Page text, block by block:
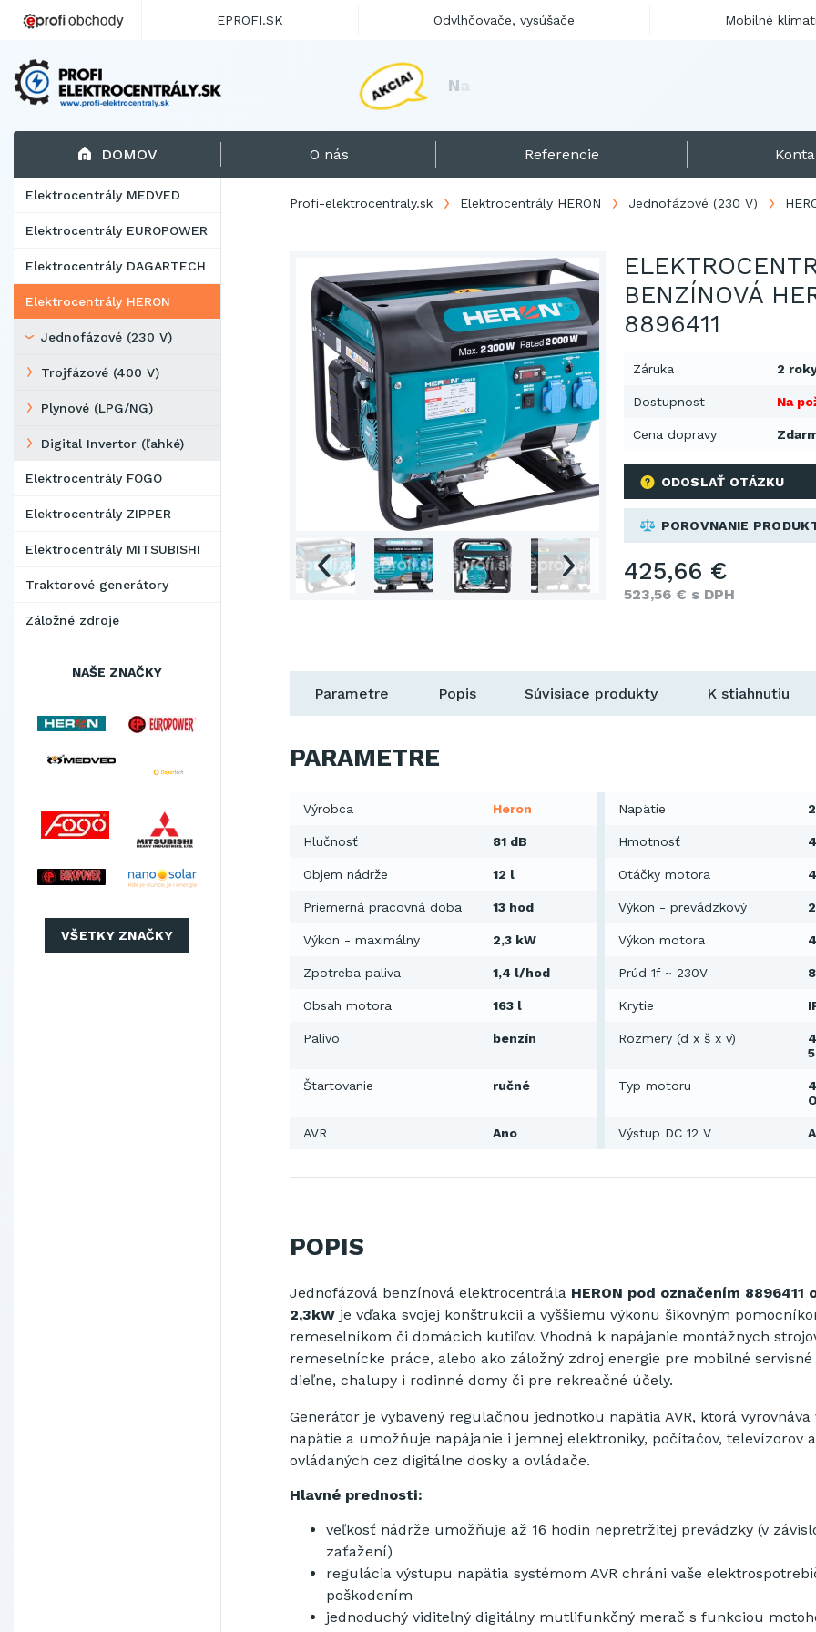
N
DOMOV O nás Referencie
Elektrocentrály MEDVED
Elektrocentrály EUROPOWER
Elektrocentrály DAGARTECH
Elektrocentrály HERON
Jednofázové (230 V)
Trojfázové (400 V)
Plynové (LPG/NG)
Digital Invertor (ľahké)
Elektrocentrály FOGO
Elektrocentrály ZIPPER
Elektrocentrály MITSUBISHI
Traktorové generátory
Záložné zdroje
NAŠE ZNAČKY
VŠETKY ZNAČKY
Profi-elektrocentraly.sk Elektrocentrály HERON Jednofázové (230 V)
BENZÍNOVÁ
8896411
Záruka 2
Dostupnost Na
Cena dopravy
ODOSLAŤ OTÁZKU
POROVNANIE
425,66 €
523,56 € s DPH
Parametre Popis Súvisiace produkty K stiahnutiu
PARAMETRE
Výrobca Heron Napätie
Hlučnosť 81 dB Hmotnosť
Objem nádrže 12 l Otáčky motora
Priemerná pracovná doba 13 hod Výkon - prevádzkový
Výkon - maximálny 2,3 kW Výkon motora
Zpotreba paliva 1,4 l/hod Prúd 1f ~ 230V
Obsah motora 163 l Krytie
Palivo benzín Rozmery (d x š x v)
Štartovanie ručné Typ motoru
AVR Ano Výstup DC 12 V
POPIS
Jednofázová benzínová elektrocentrála HERON pod označením 8896411
2,3kW je vďaka svojej konštrukcii a vyššiemu výkonu šikovným
remeselníkom či domácich kutiľov. Vhodná k napájanie montážnych
remeselnícke práce, alebo ako záložný zdroj energie pre mobilné servisné
dieľne, chalupy i rodinné domy či pre rekreačné účely.
Generátor je vybavený regulačnou jednotkou napätia AVR, ktorá vyrovnáva
napätie a umožňuje napájanie i jemnej elektroniky, počítačov, televízorov
ovládaných cez digitálne dosky a ovládače.
Hlavné prednosti:
veľkosť nádrže umožňuje až 16 hodin nepretržitej prevádzky (v
zaťažení)
regulácia výstupu napätia systémom AVR chráni vaše
poškodením
jednoduchý viditeľný digitálny mutlifunkčný merač s funkciou
EPROFI.SK Odvlhčovače, vysúšače Mobilné